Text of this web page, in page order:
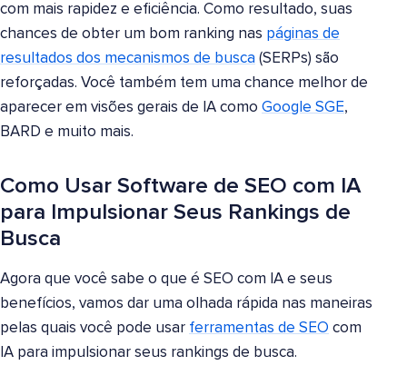
com mais rapidez e eficiência. Como resultado, suas
chances de obter um bom ranking nas páginas de
resultados dos mecanismos de busca (SERPs) são
reforçadas. Você também tem uma chance melhor de
aparecer em visões gerais de IA como Google SGE,
BARD e muito mais.
Como Usar Software de SEO com IA
para Impulsionar Seus Rankings de
Busca
Agora que você sabe o que é SEO com IA e seus
benefícios, vamos dar uma olhada rápida nas maneiras
pelas quais você pode usar ferramentas de SEO com
IA para impulsionar seus rankings de busca.